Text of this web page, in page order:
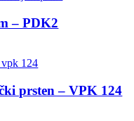
– PDK2
prsten – VPK 124